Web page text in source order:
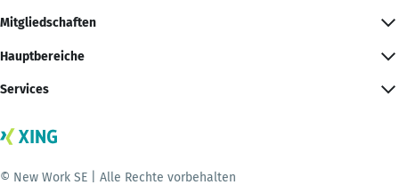
Mitgliedschaften
Hauptbereiche
Services
© New Work SE | Alle Rechte vorbehalten